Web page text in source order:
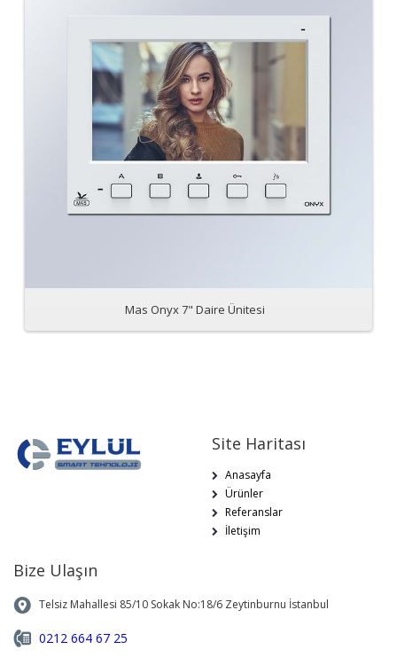
Mas Onyx 7" Daire Ünitesi
Site Haritası
Anasayfa
Ürünler
Referanslar
İletişim
Bize Ulaşın
Telsiz Mahallesi 85/10 Sokak No:18/6 Zeytinburnu İstanbul
0212 664 67 25